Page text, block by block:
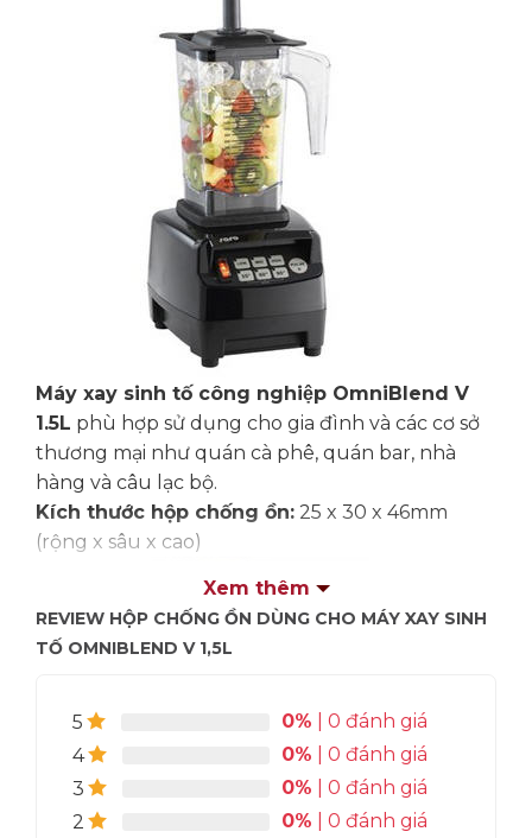
Máy xay sinh tố công nghiệp OmniBlend V
1.5L phù hợp sử dụng cho gia đình và các cơ sở
thương mại như quán cà phê, quán bar, nhà
hàng và câu lạc bộ.
Kích thước hộp chống ồn:25 x 30 x 46mm
(rộng x sâu x cao)
Xem thêm
REVIEW HỘP CHỐNG ỒN DÙNG CHO MÁY XAY SINH
TỐ OMNIBLEND V 1,5L
5 0% | 0 đánh giá
4
0% | 0 đánh giá
3
0% | 0 đánh giá
2
0% | 0 đánh giá